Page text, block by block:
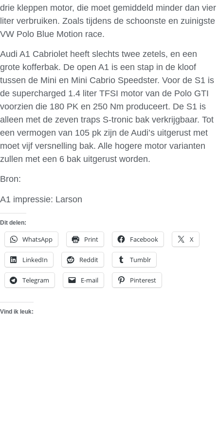
drie kleppen motor, die moet gemiddeld minder dan vier
liter verbruiken. Zoals tijdens de schoonste en zuinigste
VW Polo Blue Motion race.
Audi A1 Cabriolet heeft slechts twee zetels, en een
grote kofferbak. De open A1 is een stap in de kloof
tussen de Mini en Mini Cabrio Speedster. Voor de S1 is
de supercharged 1.4 liter TFSI motor van de Polo GTI
voorzien die 180 PK en 250 Nm produceert. De S1 is
alleen met de zeven traps S-tronic bak verkrijgbaar. Tot
een vermogen van 105 pk zijn de Audi’s uitgerust met
moet vijf versnelling bak. Alle hogere motor varianten
zullen met een 6 bak uitgerust worden.
Bron:
A1 impressie: Larson
Dit delen:
WhatsApp Print Facebook X
LinkedIn Reddit Tumblr
Telegram E-mail Pinterest
Vind ik leuk: